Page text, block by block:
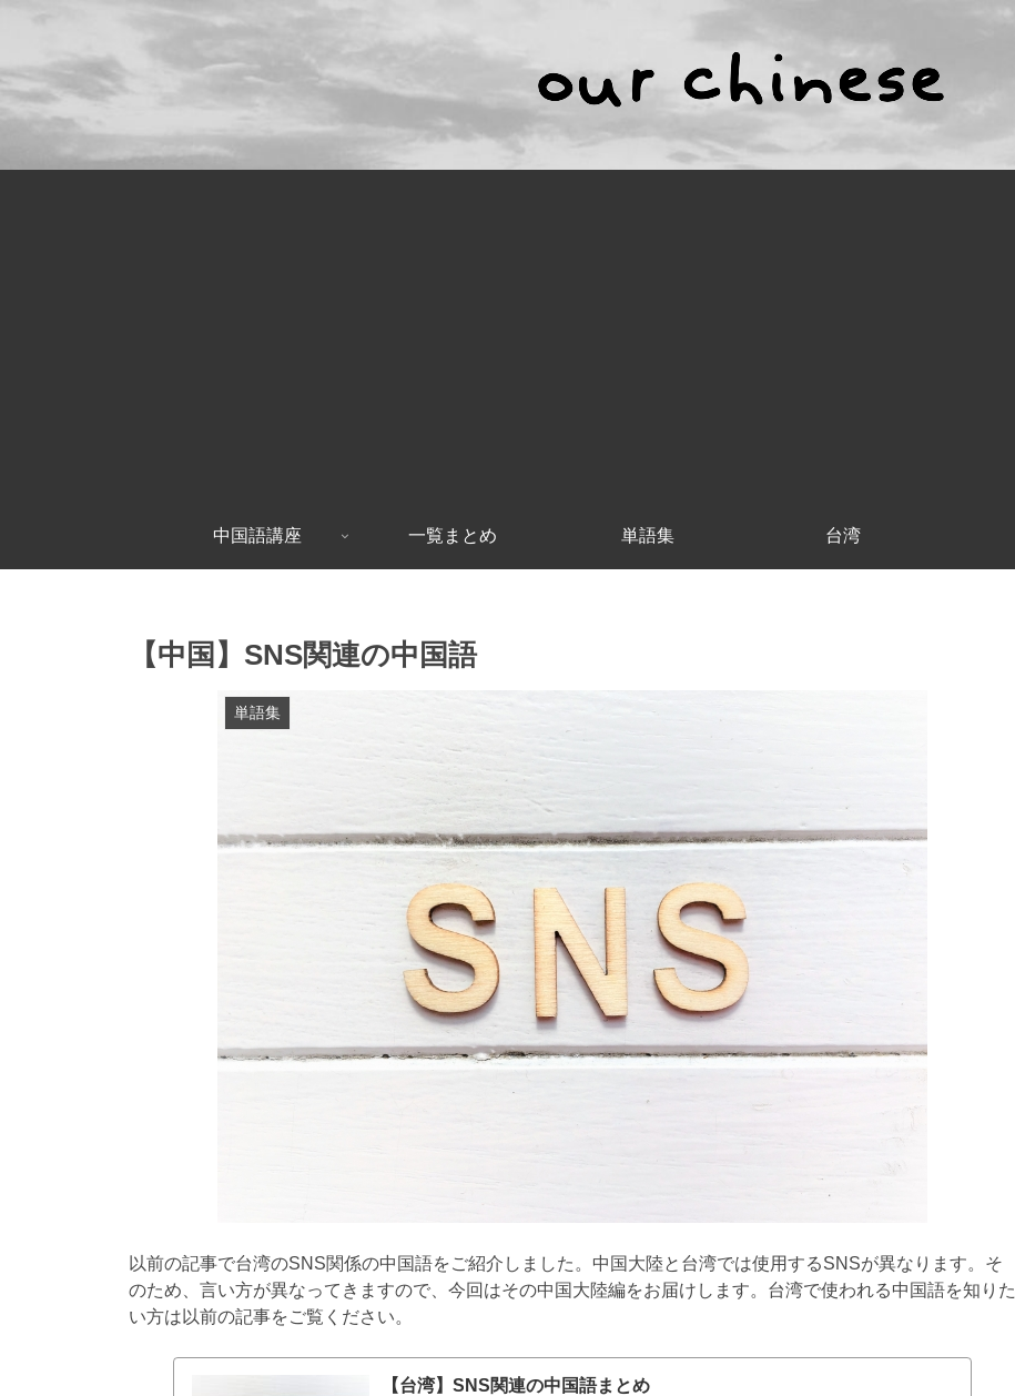
中国語講座 一覧まとめ 単語集 台湾
【中国】SNS関連の中国語
単語集
以前の記事で台湾のSNS関係の中国語をご紹介しました。中国大陸と台湾では使用するSNSが異なります。そ
のため、言い方が異なってきますので、今回はその中国大陸編をお届けします。台湾で使われる中国語を知りた
い方は以前の記事をご覧ください。
【台湾】SNS関連の中国語まとめ